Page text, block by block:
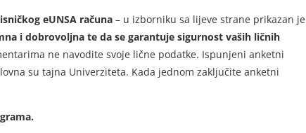
eUNSA računa – u izborniku sa lijeve strane prikazan je
i dobrovoljna te da se garantuje sigurnost vaših ličnih
ne navodite svoje lične podatke. Ispunjeni anketni
su tajna Univerziteta. Kada jednom zaključite anketni